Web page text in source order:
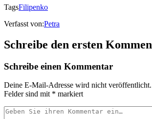
TagsFilipenko
Verfasst von:Petra
Schreibe den ersten
Schreibe einen Kommentar
Deine E-Mail-Adresse wird nicht veröffentlicht.
Felder sind mit * markiert
Ihr